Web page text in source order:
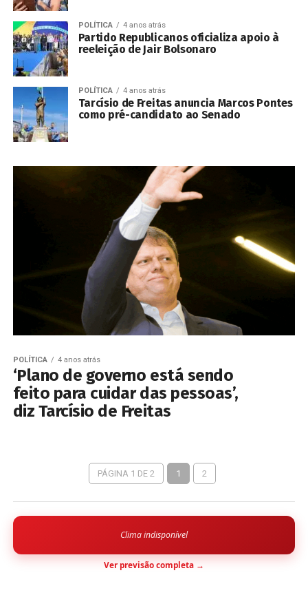
POLÍTICA 4 anos atrás
Partido Republicanos oficializa apoio à
reeleição de Jair Bolsonaro
POLÍTICA 4 anos atrás
Tarcísio de Freitas anuncia Marcos Pontes
como pré-candidato ao Senado
POLÍTICA 4 anos atrás
‘Plano de governo está sendo
feito para cuidar das pessoas’,
diz Tarcísio de Freitas
PÁGINA 1 DE 2 1 2
Clima indisponível
Ver previsão completa →